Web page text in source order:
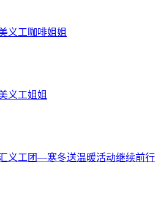
义工咖啡姐姐
义工姐姐
义工团—寒冬送温暖活动继续前行